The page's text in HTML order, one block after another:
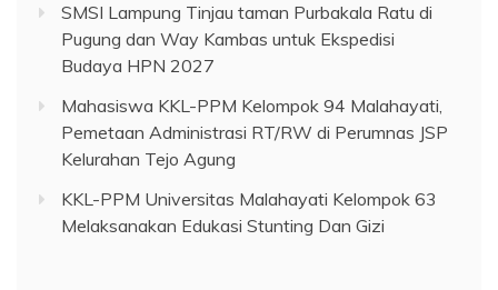
SMSI Lampung Tinjau taman Purbakala Ratu di
Pugung dan Way Kambas untuk Ekspedisi
Budaya HPN 2027
Mahasiswa KKL-PPM Kelompok 94 Malahayati,
Pemetaan Administrasi RT/RW di Perumnas JSP
Kelurahan Tejo Agung
KKL-PPM Universitas Malahayati Kelompok 63
Melaksanakan Edukasi Stunting Dan Gizi